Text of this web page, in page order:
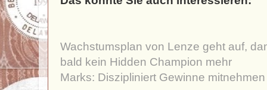
Wachstumsplan von Lenze geht auf,
bald kein Hidden Champion mehr
Marks: Diszipliniert Gewinne